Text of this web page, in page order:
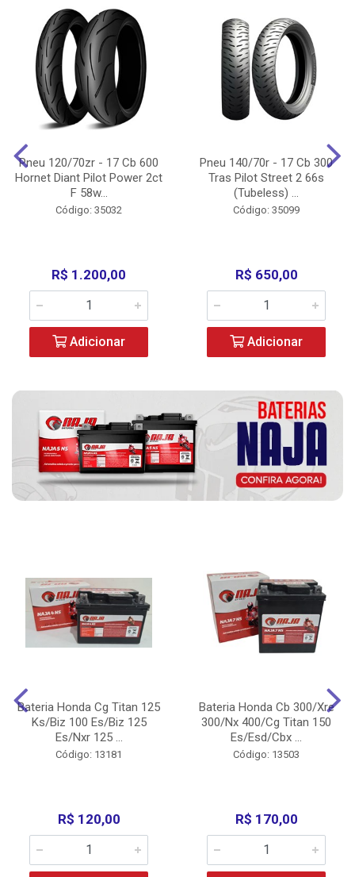
Pneu 120/70zr - 17 Cb 600
Hornet Diant Pilot Power 2ct
F 58w...
Código: 35032
R$ 1.200,00
Adicionar
Pneu 140/70r - 17 Cb 300
Tras Pilot Street 2 66s
(Tubeless) ...
Código: 35099
R$ 650,00
Adicionar
Bateria Honda Cg Titan 125
Ks/Biz 100 Es/Biz 125
Es/Nxr 125 ...
Código: 13181
R$ 120,00
Bateria Honda Cb 300/Xre
300/Nx 400/Cg Titan 150
Es/Esd/Cbx ...
Código: 13503
R$ 170,00